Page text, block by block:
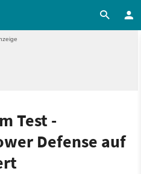
Test -
Defense auf